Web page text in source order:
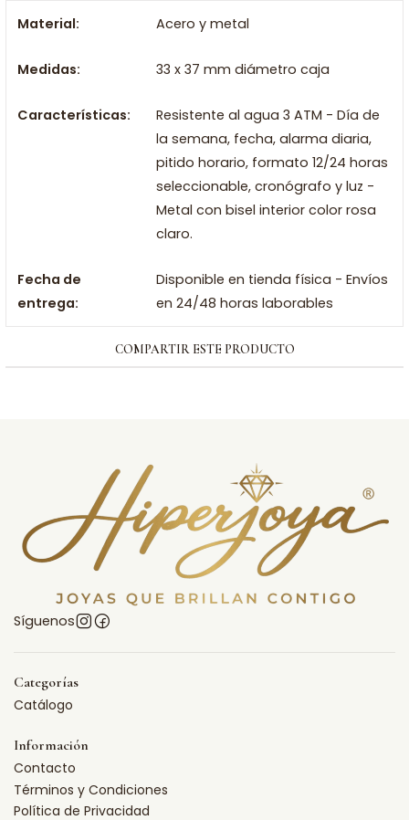
Material: Acero y metal
Medidas: 33 x 37 mm diámetro caja
Características:
Resistente al agua 3 ATM - Día de
la semana, fecha, alarma diaria,
pitido horario, formato 12/24 horas
seleccionable, cronógrafo y luz -
Metal con bisel interior color rosa
claro.
Fecha de
entrega:
Disponible en tienda física - Envíos
en 24/48 horas laborables
COMPARTIR ESTE PRODUCTO
Síguenos
Categorías
Catálogo
Información
Contacto
Términos y Condiciones
Política de Privacidad